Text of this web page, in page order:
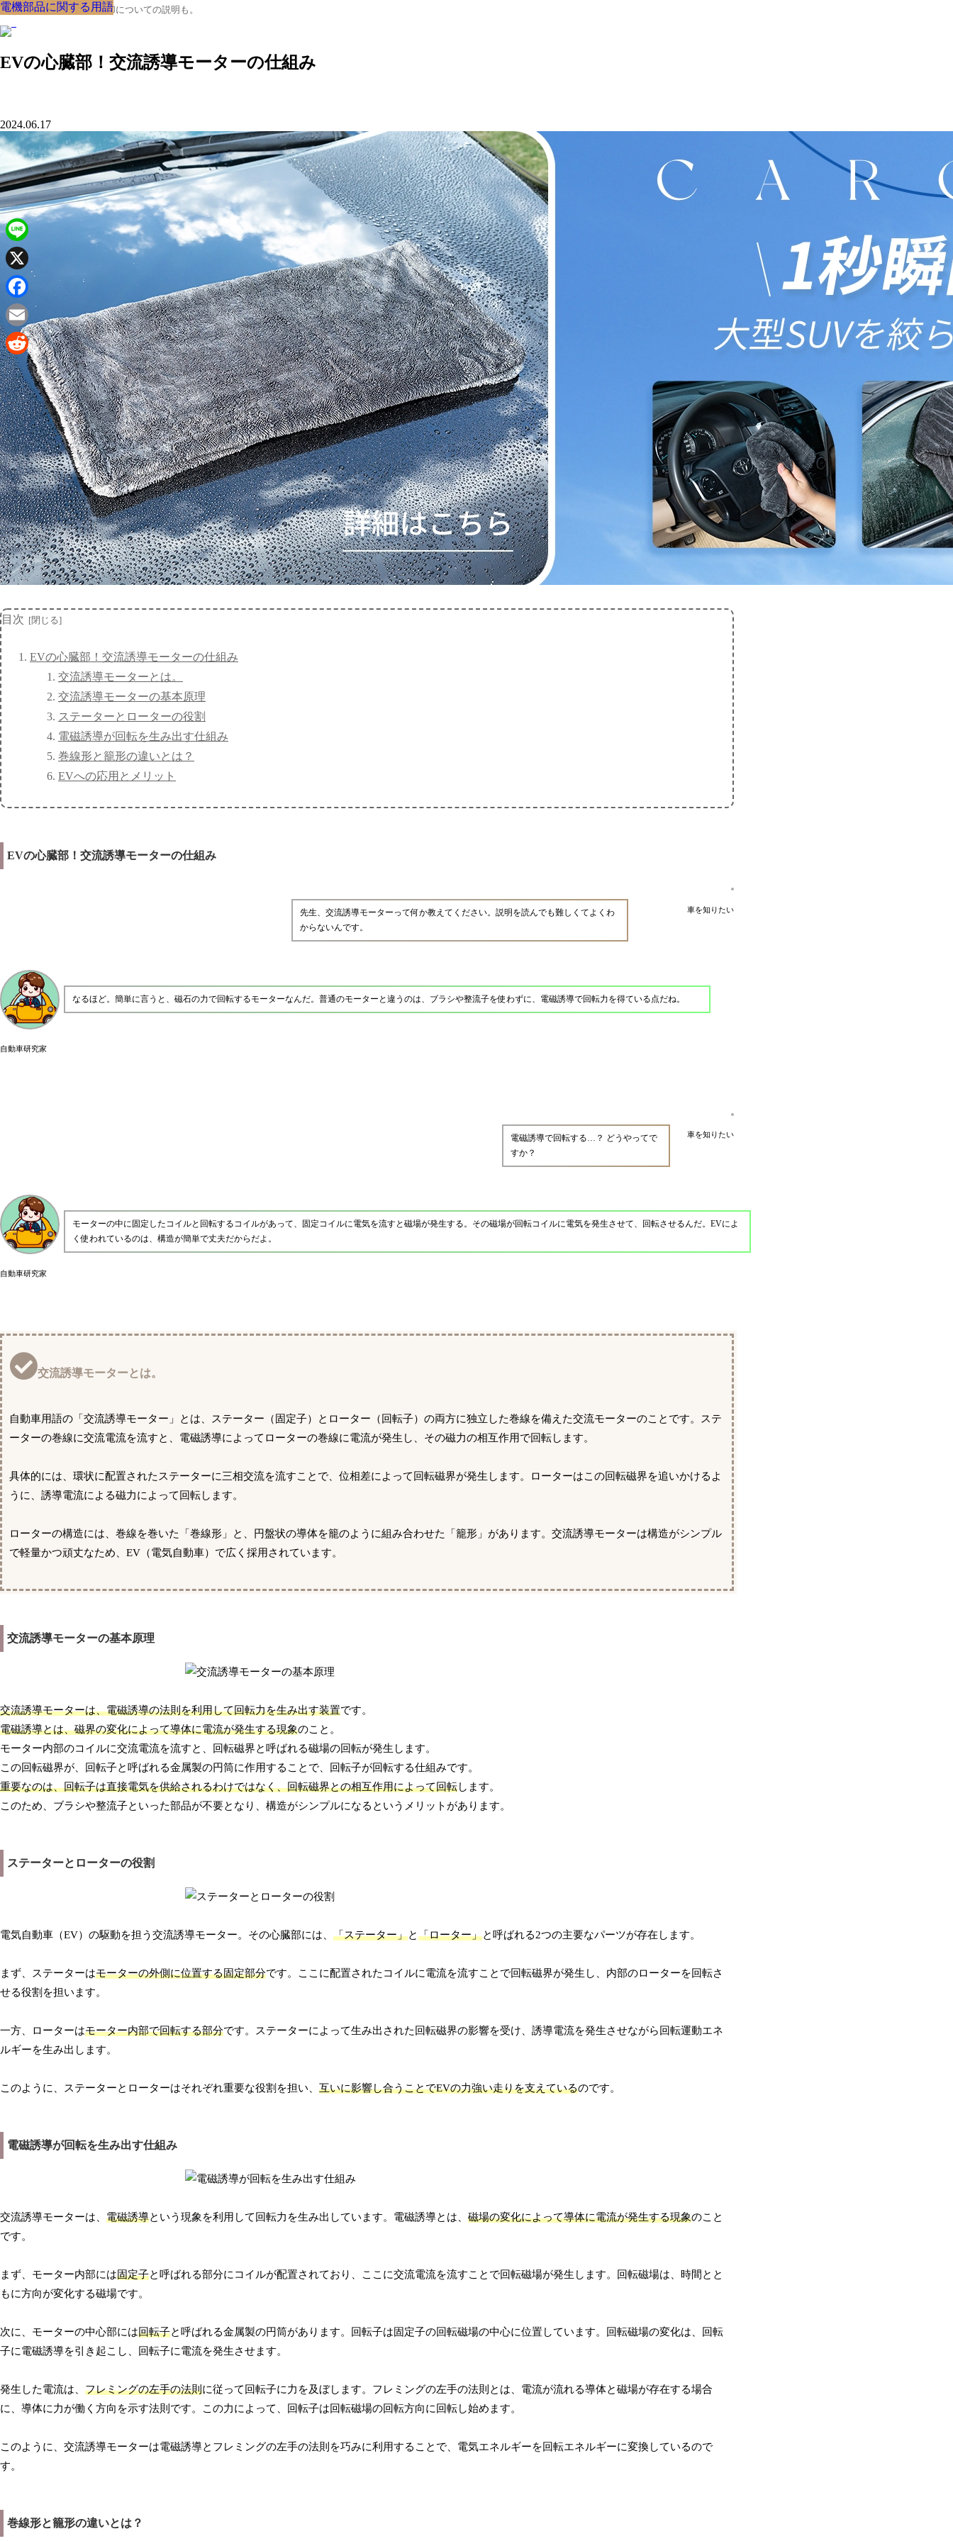
クルマの大辞典、購入･売却についての説明も。
EVの心臓部！交流誘導モーターの仕組み
電機部品に関する用語
2024.06.17
目次
EVの心臓部！交流誘導モーターの仕組み
交流誘導モーターとは。
交流誘導モーターの基本原理
ステーターとローターの役割
電磁誘導が回転を生み出す仕組み
巻線形と籠形の違いとは？
EVへの応用とメリット
EVの心臓部！交流誘導モーターの仕組み
車を知りたい
先生、交流誘導モーターって何か教えてください。説明を読んでも難しくてよくわ
からないんです。
自動車研究家
なるほど。簡単に言うと、磁石の力で回転するモーターなんだ。普通のモーターと違うのは、ブラシや整流子を使わずに、電磁誘導で回転力を得ている点だね。
車を知りたい
電磁誘導で回転する…？ どうやってで
すか？
自動車研究家
モーターの中に固定したコイルと回転するコイルがあって、固定コイルに電気を流すと磁場が発生する。その磁場が回転コイルに電気を発生させて、回転させるんだ。EVによ
く使われているのは、構造が簡単で丈夫だからだよ。
交流誘導モーターとは。
自動車用語の「交流誘導モーター」とは、ステーター（固定子）とローター（回転子）の両方に独立した巻線を備えた交流モーターのことです。ステ
ーターの巻線に交流電流を流すと、電磁誘導によってローターの巻線に電流が発生し、その磁力の相互作用で回転します。
具体的には、環状に配置されたステーターに三相交流を流すことで、位相差によって回転磁界が発生します。ローターはこの回転磁界を追いかけるよ
うに、誘導電流による磁力によって回転します。
ローターの構造には、巻線を巻いた「巻線形」と、円盤状の導体を籠のように組み合わせた「籠形」があります。交流誘導モーターは構造がシンプル
で軽量かつ頑丈なため、EV（電気自動車）で広く採用されています。
交流誘導モーターの基本原理
交流誘導モーターは、電磁誘導の法則を利用して回転力を生み出す装置です。
電磁誘導とは、磁界の変化によって導体に電流が発生する現象のこと。
モーター内部のコイルに交流電流を流すと、回転磁界と呼ばれる磁場の回転が発生します。
この回転磁界が、回転子と呼ばれる金属製の円筒に作用することで、回転子が回転する仕組みです。
重要なのは、回転子は直接電気を供給されるわけではなく、回転磁界との相互作用によって回転します。
このため、ブラシや整流子といった部品が不要となり、構造がシンプルになるというメリットがあります。
ステーターとローターの役割
電気自動車（EV）の駆動を担う交流誘導モーター。その心臓部には、 「ステーター」と「ローター」と呼ばれる2つの主要なパーツが存在します。
まず、ステーターはモーターの外側に位置する固定部分です。ここに配置されたコイルに電流を流すことで回転磁界が発生し、内部のローターを回転さ
せる役割を担います。
一方、ローターはモーター内部で回転する部分です。ステーターによって生み出された回転磁界の影響を受け、誘導電流を発生させながら回転運動エネ
ルギーを生み出します。
このように、ステーターとローターはそれぞれ重要な役割を担い、 互いに影響し合うことでEVの力強い走りを支えているのです。
電磁誘導が回転を生み出す仕組み
交流誘導モーターは、 電磁誘導という現象を利用して回転力を生み出しています。電磁誘導とは、 磁場の変化によって導体に電流が発生する現象のこと
です。
まず、モーター内部には固定子と呼ばれる部分にコイルが配置されており、ここに交流電流を流すことで回転磁場が発生します。回転磁場は、時間とと
もに方向が変化する磁場です。
次に、モーターの中心部には回転子と呼ばれる金属製の円筒があります。回転子は固定子の回転磁場の中心に位置しています。回転磁場の変化は、回転
子に電磁誘導を引き起こし、回転子に電流を発生させます。
発生した電流は、 フレミングの左手の法則に従って回転子に力を及ぼします。フレミングの左手の法則とは、電流が流れる導体と磁場が存在する場合
に、導体に力が働く方向を示す法則です。この力によって、回転子は回転磁場の回転方向に回転し始めます。
このように、交流誘導モーターは電磁誘導とフレミングの左手の法則を巧みに利用することで、電気エネルギーを回転エネルギーに変換しているので
す。
巻線形と籠形の違いとは？
電機部品に関する用語
電機部品に関する用語
電機部品に関する用語
電機部品に関する用語
電機部品に関する用語
電機部品に関する用語
電機部品に関する用語
電機部品に関する用語
Line
X
Facebook
Email
Reddit